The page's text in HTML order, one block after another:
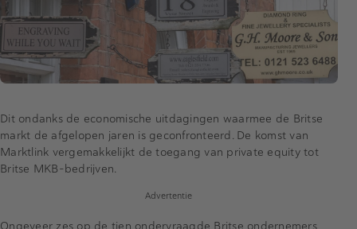
Dit ondanks de economische uitdagingen waarmee de Britse
markt de afgelopen jaren is geconfronteerd. De komst van
Marktlink vergemakkelijkt de toegang van private equity tot
Britse MKB-bedrijven.
Advertentie